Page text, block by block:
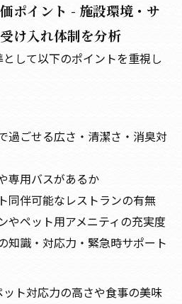
ポイント - 施設環境・サ
け入れ体制を分析
して以下のポイントを重視し
過ごせる広さ・清潔さ・消臭対
専用バスがあるか
同伴可能なレストランの有無
やペット用アメニティの充実度
知識・対応力・緊急時サポート
ト対応力の高さや食事の美味